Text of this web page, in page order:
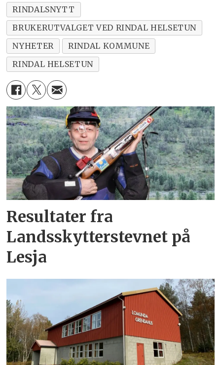
RINDALSNYTT
BRUKERUTVALGET VED RINDAL HELSETUN
NYHETER
RINDAL KOMMUNE
RINDAL HELSETUN
Resultater fra
Landsskytterstevnet på
Lesja